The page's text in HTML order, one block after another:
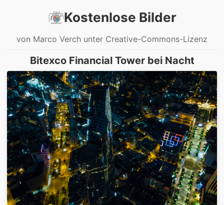
Kostenlose Bilder
von Marco Verch unter Creative-Commons-Lizenz
Bitexco Financial Tower bei Nacht